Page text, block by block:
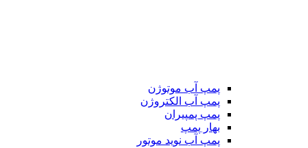
پمپ آب موتوژن
پمپ آب الکتروژن
پمپ پمپیران
بهار پمپ
پمپ آب نوید موتور